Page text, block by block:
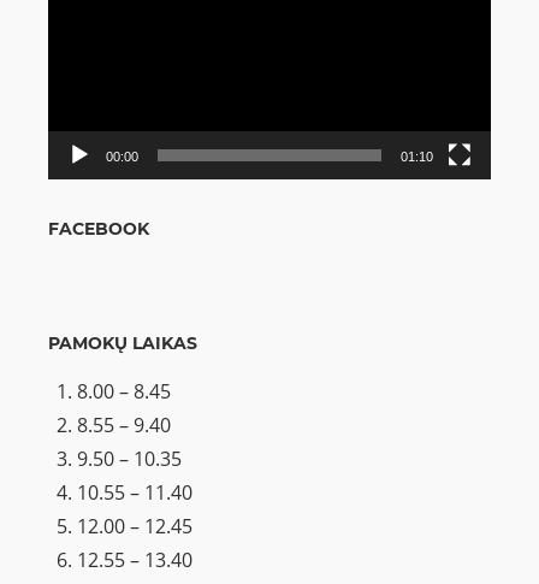
00:00 01:10
FACEBOOK
PAMOKŲ LAIKAS
8.00 – 8.45
8.55 – 9.40
9.50 – 10.35
10.55 – 11.40
12.00 – 12.45
12.55 – 13.40